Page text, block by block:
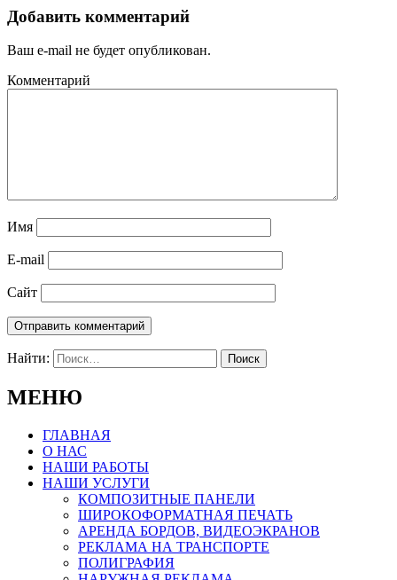
Добавить комментарий
Ваш e-mail не будет опубликован.
Комментарий
Имя
E-mail
Сайт
Найти:
МЕНЮ
ГЛАВНАЯ
О НАС
НАШИ РАБОТЫ
НАШИ УСЛУГИ
КОМПОЗИТНЫЕ ПАНЕЛИ
ШИРОКОФОРМАТНАЯ ПЕЧАТЬ
АРЕНДА БОРДОВ, ВИДЕОЭКРАНОВ
РЕКЛАМА НА ТРАНСПОРТЕ
ПОЛИГРАФИЯ